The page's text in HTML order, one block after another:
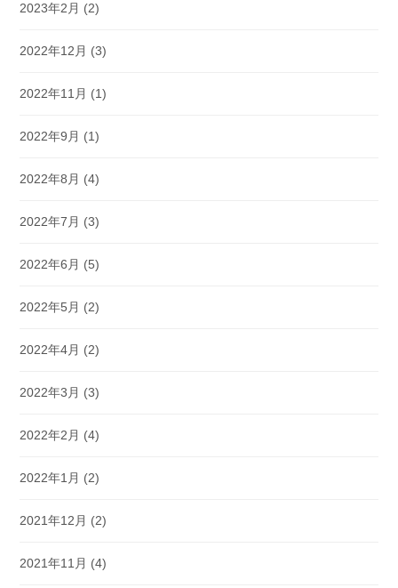
2023年2月 (2)
2022年12月 (3)
2022年11月 (1)
2022年9月 (1)
2022年8月 (4)
2022年7月 (3)
2022年6月 (5)
2022年5月 (2)
2022年4月 (2)
2022年3月 (3)
2022年2月 (4)
2022年1月 (2)
2021年12月 (2)
2021年11月 (4)